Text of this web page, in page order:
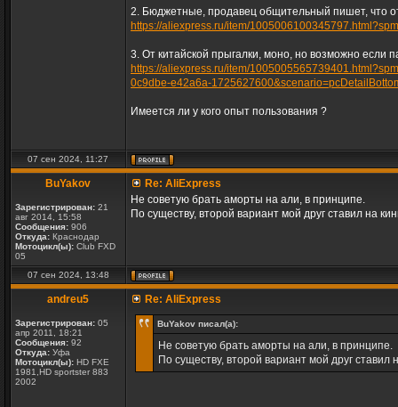
2. Бюджетные, продавец общительный пишет, что
https://aliexpress.ru/item/
3. От китайской прыгалки, моно, но возможно если
https://aliexpress.ru/item/
0c9dbe-e42a6a-
Имеется ли у кого опыт пользования ?
07 сен 2024, 11:27
BuYakov
Зарегистрирован: 21
авг 2014, 15:58
Сообщения: 906
Откуда: Краснодар
Мотоцикл(ы): Club FXD
05
Re: AliExpress
Не советую брать аморты на али, в принципе.
По существу, второй вариант мой друг ставил на
07 сен 2024, 13:48
andreu5
Зарегистрирован: 05
апр 2011, 18:21
Сообщения: 92
Откуда: Уфа
Мотоцикл(ы): HD FXE
1981,HD sportster 883
2002
Re: AliExpress
BuYakov писал(а):
Не советую брать аморты на али, в принципе.
По существу, второй вариант мой друг ставил